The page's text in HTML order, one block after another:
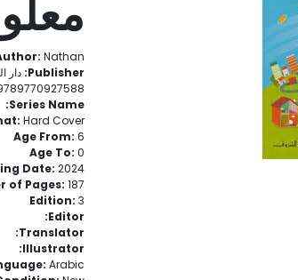
Nathan
Publisher: دار
Series Name:
Hard Cover
Age From: 6
Age To: 0
Date: 2024
of Pages: 187
Edition: 3
Editor:
Translator:
Illustrator:
Arabic